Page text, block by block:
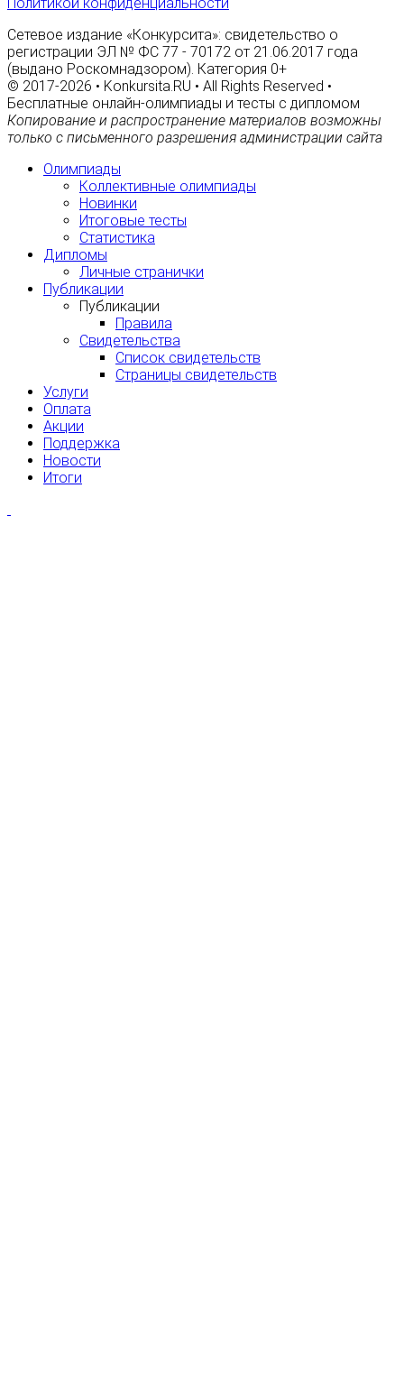
Политикой конфиденциальности
Сетевое издание «Конкурсита»: свидетельство о
регистрации ЭЛ № ФС 77 - 70172 от 21.06.2017 года
(выдано Роскомнадзором). Категория 0+
© 2017-2026 • Konkursita.RU • All Rights Reserved •
Бесплатные онлайн-олимпиады и тесты с дипломом
Копирование и распространение материалов возможны
только с письменного разрешения администрации сайта
Олимпиады
Коллективные олимпиады
Новинки
Итоговые тесты
Статистика
Дипломы
Личные странички
Публикации
Публикации
Правила
Свидетельства
Список свидетельств
Страницы свидетельств
Услуги
Оплата
Акции
Поддержка
Новости
Итоги